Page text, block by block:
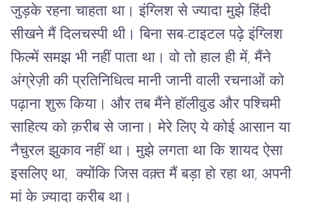
जुड़के रहना चाहता था। इंग्लिश से ज्यादा मुझे हिंदी
सीखने मैं दिलचस्पी थी। बिना सब-टाइटल पढ़े इंग्लिश
फिल्में समझ भी नहीं पाता था। वो तो हाल ही में, मैंने
अंग्रेज़ी की प्रतिनिधित्व मानी जानी वाली रचनाओं को
पढ़ाना शुरू किया। और तब मैंने हॉलीवुड और पश्चिमी
साहित्य को क़रीब से जाना। मेरे लिए ये कोई आसान या
नैचुरल झुकाव नहीं था। मुझे लगता था कि शायद ऐसा
इसलिए था, क्योंकि जिस वक़्त मैं बड़ा हो रहा था, अपनी
मां के ज़्यादा करीब था।